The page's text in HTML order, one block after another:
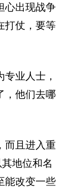
心出现战争
打仗，要等
业人士，
，他们去哪
而且进入重
地位和名
能改变一些